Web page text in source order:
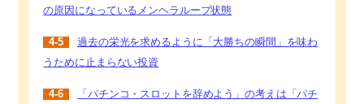
の原因になっているメンヘラループ状態
4-5
過去の栄光を求めるように「大勝ちの瞬間」を味わ
うために止まらない投資
4-6
「パチンコ・スロットを辞めよう」の考えは「パチ